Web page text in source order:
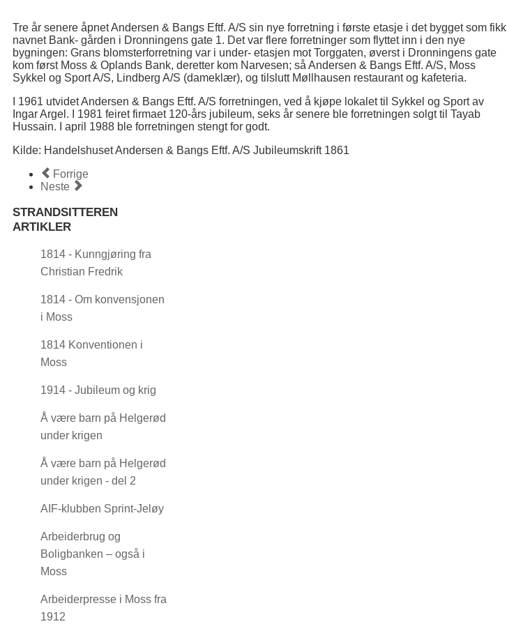
Tre år senere åpnet Andersen & Bangs Eftf. A/S sin nye forretning i første etasje i det bygget som fikk
navnet Bank- gården i Dronningens gate 1. Det var flere forretninger som flyttet inn i den nye
bygningen: Grans blomsterforretning var i under- etasjen mot Torggaten, øverst i Dronningens gate
kom først Moss & Oplands Bank, deretter kom Narvesen; så Andersen & Bangs Eftf. A/S, Moss
Sykkel og Sport A/S, Lindberg A/S (dameklær), og tilslutt Møllhausen restaurant og kafeteria.
I 1961 utvidet Andersen & Bangs Eftf. A/S forretningen, ved å kjøpe lokalet til Sykkel og Sport av
Ingar Argel. I 1981 feiret firmaet 120-års jubileum, seks år senere ble forretningen solgt til Tayab
Hussain. I april 1988 ble forretningen stengt for godt.
Kilde: Handelshuset Andersen & Bangs Eftf. A/S Jubileumskrift 1861
Forrige
Neste
STRANDSITTEREN
ARTIKLER
1814 - Kunngjøring fra
Christian Fredrik
1814 - Om konvensjonen
i Moss
1814 Konventionen i
Moss
1914 - Jubileum og krig
Å være barn på Helgerød
under krigen
Å være barn på Helgerød
under krigen - del 2
AIF-klubben Sprint-Jeløy
Arbeiderbrug og
Boligbanken – også i
Moss
Arbeiderpresse i Moss fra
1912